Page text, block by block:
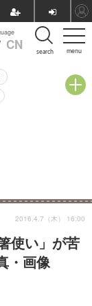
menu
CN search
使い」が苦
・画像
2016.4.7（木） 16:00